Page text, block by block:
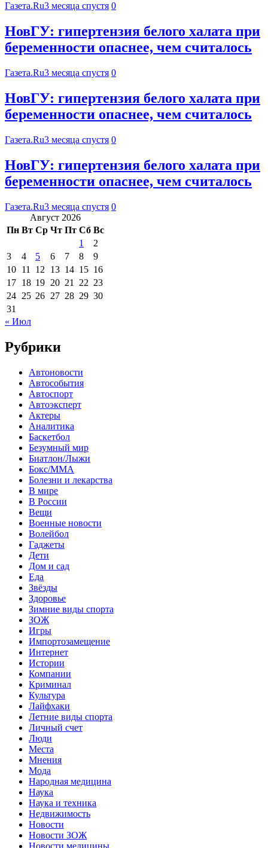
Газета.Ru3 месяца спустя 0
НовГУ: гипертензия белого халата при
беременности опаснее, чем считалось
Газета.Ru3 месяца спустя 0
НовГУ: гипертензия белого халата при
беременности опаснее, чем считалось
Газета.Ru3 месяца спустя 0
НовГУ: гипертензия белого халата при
беременности опаснее, чем считалось
Газета.Ru3 месяца спустя 0
Август 2026
Пн Вт Ср Чт Пт Сб Вс
1
2
3
4 5 6 7 8
9
10 11 12 13 14 15 16
17 18 19 20 21 22 23
24 25 26 27 28 29 30
31
« Июл
Рубрики
Автоновости
Автособытия
Автоспорт
Автоэксперт
Актеры
Аналитика
Баскетбол
Безумный мир
Биатлон/Лыжи
Бокс/MMA
Болезни и лекарства
В мире
В России
Вещи
Военные новости
Волейбол
Гаджеты
Дети
Дом и сад
Еда
Звёзды
Здоровье
Зимние виды спорта
ЗОЖ
Игры
Импортозамещение
Интернет
Истории
Компании
Криминал
Культура
Лайфхаки
Летние виды спорта
Личный счет
Люди
Места
Мнения
Мода
Народная медицина
Наука
Наука и техника
Недвижимость
Новости
Новости ЗОЖ
Новости медицины